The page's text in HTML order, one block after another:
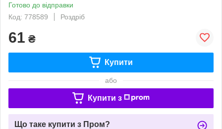
Готово до відправки
Код: 778589
Роздріб
61 ₴
Купити
або
Купити з
Що таке купити з Пром?